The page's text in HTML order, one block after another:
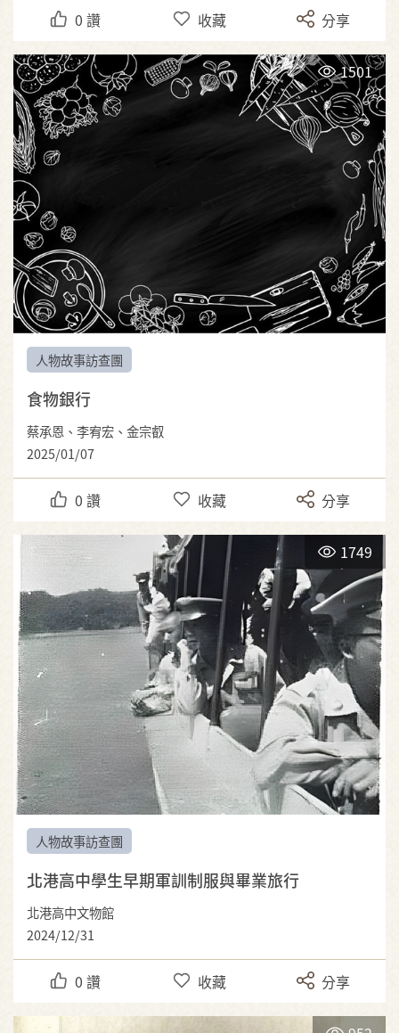
0 讚 收藏 分享
1501
人物故事訪查團
食物銀行
蔡承恩、李宥宏、金宗叡
2025/01/07
0 讚 收藏 分享
1749
人物故事訪查團
北港高中學生早期軍訓制服與畢業旅行
北港高中文物館
2024/12/31
0 讚 收藏 分享